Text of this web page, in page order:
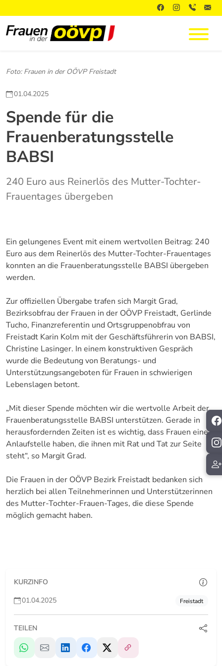
01.04.2025
Spende für die
Frauenberatungsstelle
BABSI
240 Euro aus Reinerlös des Mutter-Tochter-
Frauentages übergeben
Foto: Frauen in der OÖVP Freistadt
Ein gelungenes Event mit einem wertvollen Beitrag: 240
Euro aus dem Reinerlös des Mutter-Tochter-Frauentages
konnten an die Frauenberatungsstelle BABSI übergeben
werden.
Zur offiziellen Übergabe trafen sich Margit Grad,
Bezirksobfrau der Frauen in der OÖVP Freistadt, Gerlinde
Tucho, Finanzreferentin und Ortsgruppenobfrau von
Freistadt Karin Kolm mit der Geschäftsführerin von BABSI,
Christine Lasinger. In einem konstruktiven Gespräch
wurde die Bedeutung von Beratungs- und
Unterstützungsangeboten für Frauen in schwierigen
Lebenslagen betont.
„Mit dieser Spende möchten wir die wertvolle Arbeit der
Frauenberatungsstelle BABSI unterstützen. Gerade in
herausfordernden Zeiten ist es wichtig, dass Frauen eine
Anlaufstelle haben, die ihnen mit Rat und Tat zur Seite
steht“, so Margit Grad.
Die Frauen in der OÖVP Bezirk Freistadt bedanken sich
herzlich bei allen Teilnehmerinnen und Unterstützerinnen
des Mutter-Tochter-Frauen-Tages, die diese Spende
möglich gemacht haben.
KURZINFO
01.04.2025
Freistadt
TEILEN